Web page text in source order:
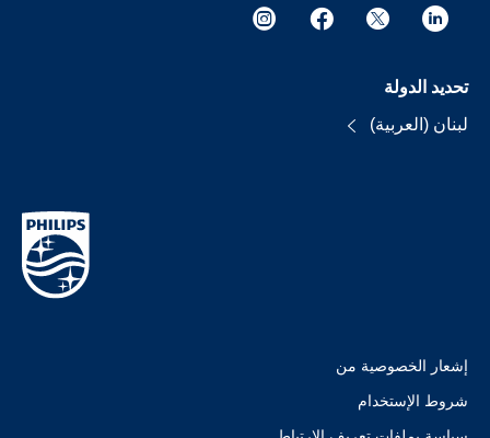
تحديد الدولة
لبنان (العربية)
إشعار الخصوصية من
شروط الإستخدام